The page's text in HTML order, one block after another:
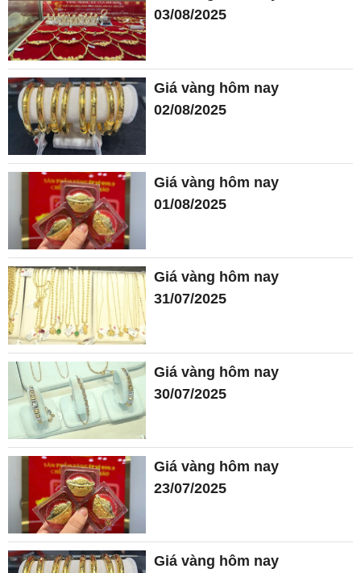
03/08/2025
Giá vàng hôm nay
02/08/2025
Giá vàng hôm nay
01/08/2025
Giá vàng hôm nay
31/07/2025
Giá vàng hôm nay
30/07/2025
Giá vàng hôm nay
23/07/2025
Giá vàng hôm nay